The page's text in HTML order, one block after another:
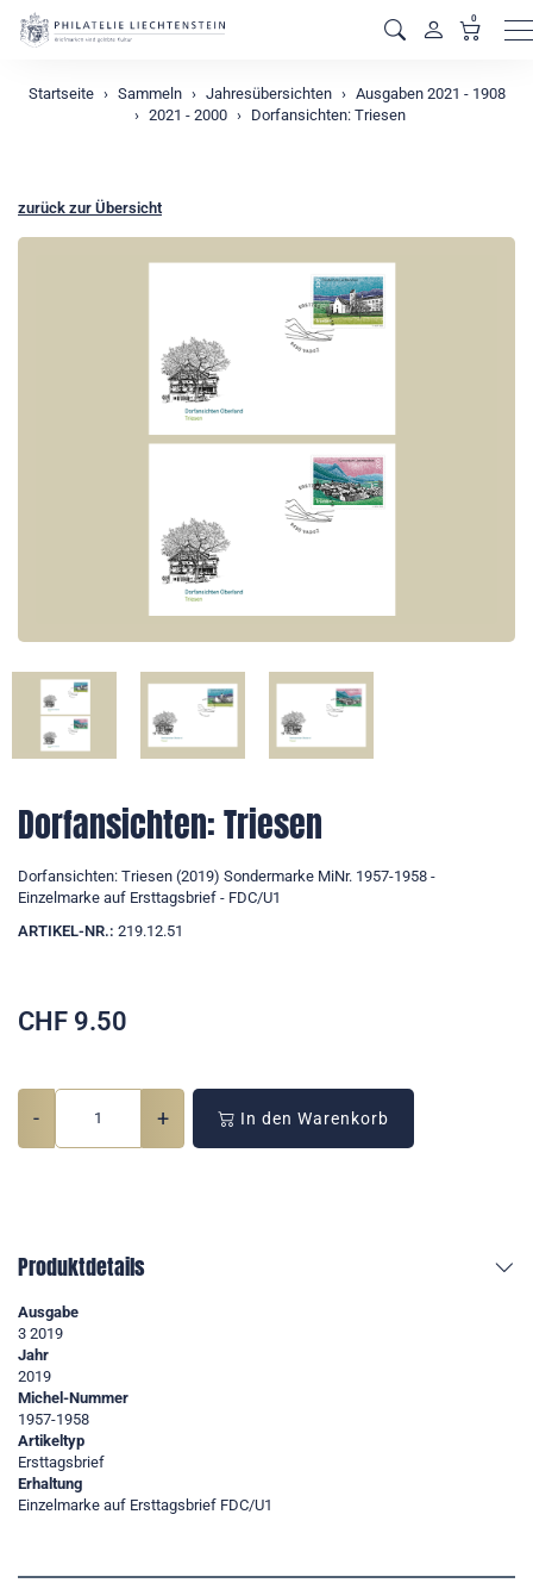
0
Startseite Sammeln Jahresübersichten
Ausgaben 2021 - 1908
2021 - 2000
Dorfansichten: Triesen
zurück zur Übersicht
Dorfansichten: Triesen
Dorfansichten: Triesen (2019) Sondermarke MiNr. 1957-1958 -
Einzelmarke auf Ersttagsbrief - FDC/U1
ARTIKEL-NR.: 219.12.51
CHF 9.50
- + In den Warenkorb
Produktdetails
Ausgabe
3 2019
Jahr
2019
Michel-Nummer
1957-1958
Artikeltyp
Ersttagsbrief
Erhaltung
Einzelmarke auf Ersttagsbrief FDC/U1